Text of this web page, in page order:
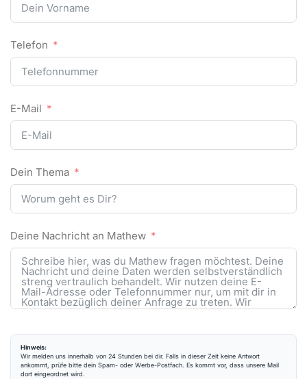
Telefon
E-Mail
Dein Thema
Deine Nachricht an Mathew
Hinweis:
Wir melden uns innerhalb von 24 Stunden bei dir. Falls in dieser Zeit keine Antwort
ankommt, prüfe bitte dein Spam- oder Werbe-Postfach. Es kommt vor, dass unsere Mail
dort eingeordnet wird.